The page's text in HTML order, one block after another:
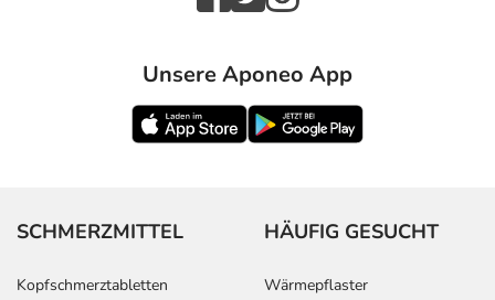
Unsere Aponeo App
SCHMERZMITTEL
Kopfschmerztabletten
HÄUFIG GESUCHT
Wärmepflaster